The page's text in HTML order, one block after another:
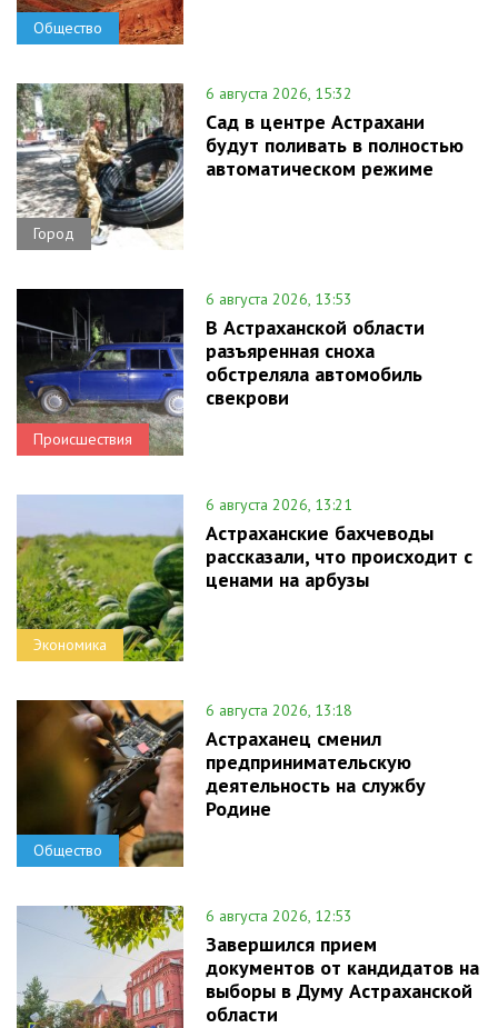
Общество
Город
6 августа 2026, 15:32
Сад в центре Астрахани
будут поливать в полностью
автоматическом режиме
Происшествия
6 августа 2026, 13:53
В Астраханской области
разъяренная сноха
обстреляла автомобиль
свекрови
Экономика
6 августа 2026, 13:21
Астраханские бахчеводы
рассказали, что происходит с
ценами на арбузы
Общество
6 августа 2026, 13:18
Астраханец сменил
предпринимательскую
деятельность на службу
Родине
6 августа 2026, 12:53
Завершился прием
документов от кандидатов на
выборы в Думу Астраханской
области